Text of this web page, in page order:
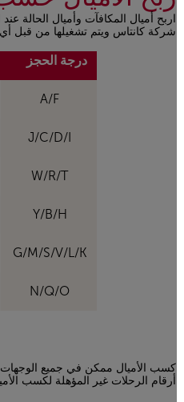
اربح أميال المكافآت وأميال الحالة
شركة كانتاس ويتم تشغيلها من قبل
Open in a new windowدرجة الحجز
A/F
J/C/D/I
W/R/T
Y/B/H
G/M/S/V/L/K
N/Q/O
كسب الأميال ممكن في جميع الوجهات
أرقام الرحلات غير المؤهلة لكسب